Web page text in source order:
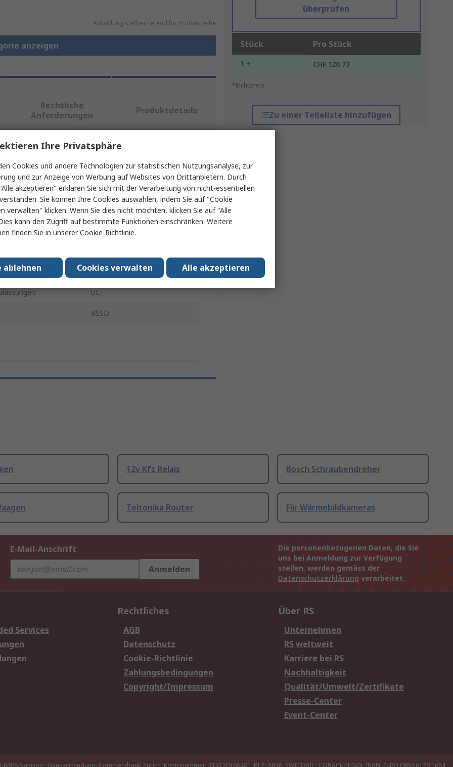
Abbildung stellvertretend für Produktreihe
anzeigen
überprüfen
Stück Pro Stück
1 + CHF.120.73
*Richtpreis
Zu einer Teileliste hinzufügen
Rechtliche
Anforderungen
Produktdetails
oder mehrere Eigenschaften auswählen.
Wert
Turck
Verlängerungskabel
10m
UL
RSSD
12v Kfz Relais Bosch Schraubendreher
Teltonika Router Flir Wärmebildkameras
E-Mail-Anschrift
Anmelden
Die personenbezogenen Daten, die Sie
uns bei Anmeldung zur Verfügung
stellen, werden gemäss der
Datenschutzerklärung verarbeitet.
Services
Rechtliches
AGB
Datenschutz
Cookie-Richtlinie
Zahlungsbedingungen
Copyright/Impressum
Über RS
Unternehmen
RS weltweit
Karriere bei RS
Nachhaltigkeit
Qualität/Umwelt/Zertifikate
Presse-Center
Event-Center
Ihre Privatsphäre
Cookies und andere Technologien zur statistischen Nutzungsanalyse, zur
und zur Anzeige von Werbung auf Websites von Drittanbietern. Durch
akzeptieren" erklären Sie sich mit der Verarbeitung von nicht-essentiellen
Sie können Ihre Cookies auswählen, indem Sie auf "Cookie
verwalten" klicken. Wenn Sie dies nicht möchten, klicken Sie auf "Alle
kann den Zugriff auf bestimmte Funktionen einschränken. Weitere
finden Sie in unsererCookie-Richtlinie.
Alle akzeptieren
Cookies verwalten
ablehnen